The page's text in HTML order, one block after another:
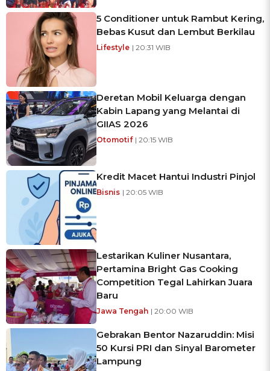
5 Conditioner untuk Rambut Kering,
Bebas Kusut dan Lembut Berkilau
Lifestyle | 20:31 WIB
Deretan Mobil Keluarga dengan
Kabin Lapang yang Melantai di
GIIAS 2026
Otomotif | 20:15 WIB
Kredit Macet Hantui Industri Pinjol
Bisnis | 20:05 WIB
Lestarikan Kuliner Nusantara,
Pertamina Bright Gas Cooking
Competition Tegal Lahirkan Juara
Baru
Jawa Tengah | 20:00 WIB
Gebrakan Bentor Nazaruddin: Misi
50 Kursi PRI dan Sinyal Barometer
Lampung